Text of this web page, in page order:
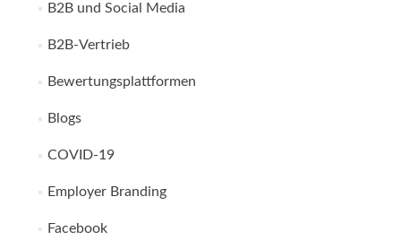
B2B und Social Media
B2B-Vertrieb
Bewertungsplattformen
Blogs
COVID-19
Employer Branding
Facebook